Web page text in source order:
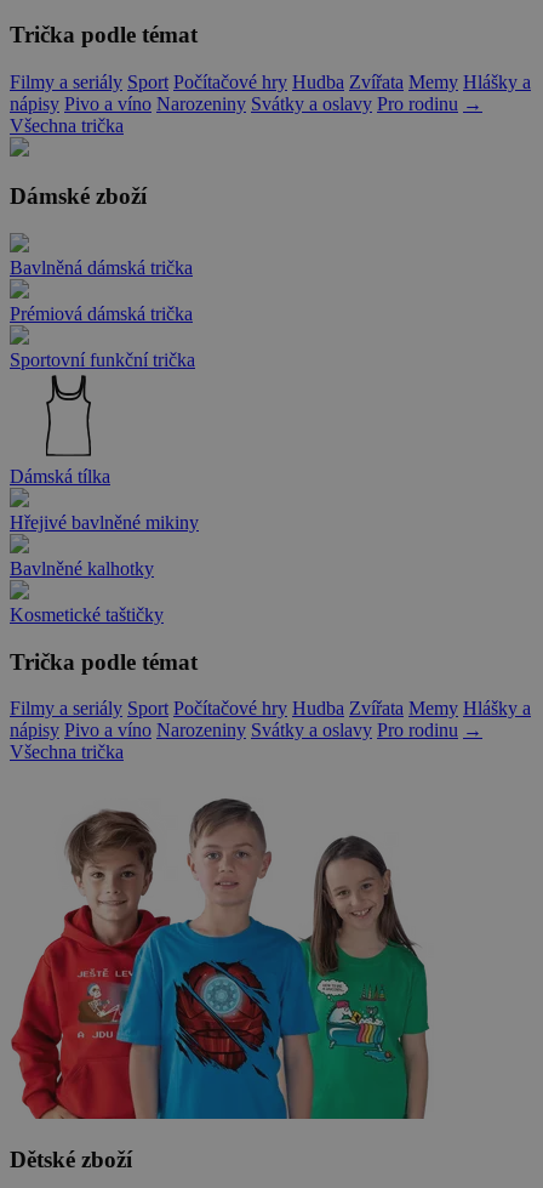
Trička podle témat
Filmy a seriály Sport Počítačové hry Hudba Zvířata Memy Hlášky a
nápisy Pivo a víno Narozeniny Svátky a oslavy Pro rodinu →
Všechna trička
Dámské zboží
Bavlněná dámská trička
Prémiová dámská trička
Sportovní funkční trička
Dámská tílka
Hřejivé bavlněné mikiny
Bavlněné kalhotky
Kosmetické taštičky
Trička podle témat
Filmy a seriály Sport Počítačové hry Hudba Zvířata Memy Hlášky a
nápisy Pivo a víno Narozeniny Svátky a oslavy Pro rodinu →
Všechna trička
Dětské zboží